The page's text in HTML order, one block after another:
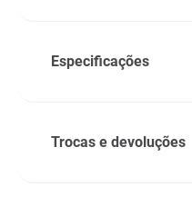
Especificações
Trocas e devoluções